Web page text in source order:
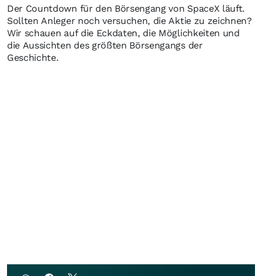
Der Countdown für den Börsengang von SpaceX läuft.
Sollten Anleger noch versuchen, die Aktie zu zeichnen?
Wir schauen auf die Eckdaten, die Möglichkeiten und
die Aussichten des größten Börsengangs der
Geschichte.